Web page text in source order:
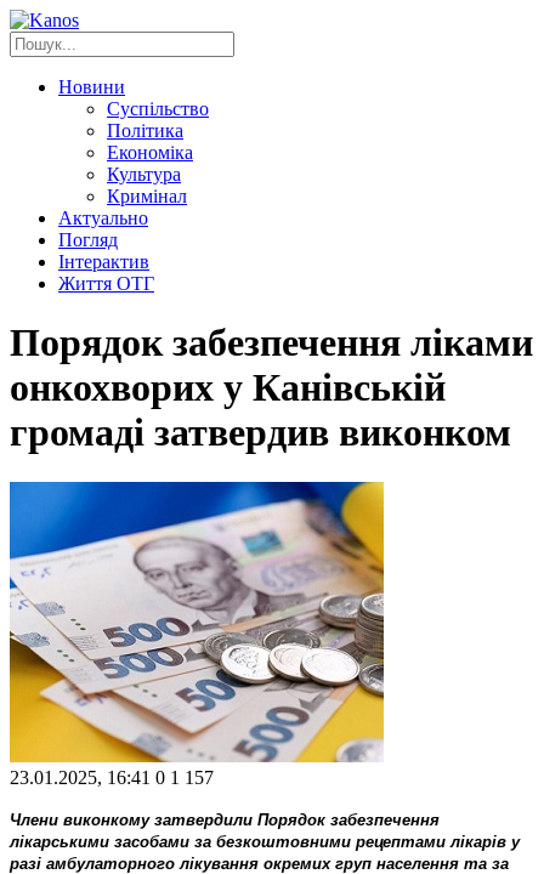
Новини
Суспільство
Політика
Економіка
Культура
Кримінал
Актуально
Погляд
Інтерактив
Життя ОТГ
Порядок забезпечення ліками
онкохворих у Канівській
громаді затвердив виконком
23.01.2025, 16:41 0 1 157
Члени виконкому затвердили Порядок забезпечення
лікарськими засобами за безкоштовними рецептами лікарів у
разі амбулаторного лікування окремих груп населення та за